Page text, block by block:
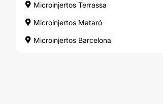
Microinjertos Terrassa
Microinjertos Mataró
Microinjertos Barcelona